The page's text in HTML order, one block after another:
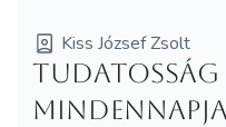
Kiss József Zsolt
Tudatosság